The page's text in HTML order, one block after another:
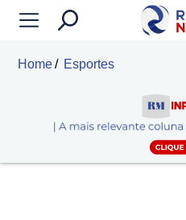
Home Esportes